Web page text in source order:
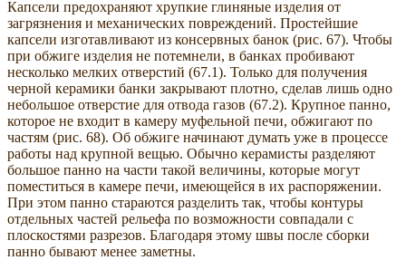
Капсели предохраняют хрупкие глиняные изделия от
загрязнения и механических повреждений. Простейшие
капсели изготавливают из консервных банок (рис. 67). Чтобы
при обжиге изделия не потемнели, в банках пробивают
несколько мелких отверстий (67.1). Только для получения
черной керамики банки закрывают плотно, сделав лишь одно
небольшое отверстие для отвода газов (67.2). Крупное панно,
которое не входит в камеру муфельной печи, обжигают по
частям (рис. 68). Об обжиге начинают думать уже в процессе
работы над крупной вещью. Обычно керамисты разделяют
большое панно на части такой величины, которые могут
поместиться в камере печи, имеющейся в их распоряжении.
При этом панно стараются разделить так, чтобы контуры
отдельных частей рельефа по возможности совпадали с
плоскостями разрезов. Благодаря этому швы после сборки
панно бывают менее заметны.